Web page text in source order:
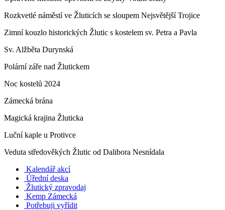
Rozkvetlé náměstí ve Žluticích se sloupem Nejsvětější Trojice
Zimní kouzlo historických Žlutic s kostelem sv. Petra a Pavla
Sv. Alžběta Durynská
Polární záře nad Žlutickem
Noc kostelů 2024
Zámecká brána
Magická krajina Žluticka
Luční kaple u Protivce
Veduta středověkých Žlutic od Dalibora Nesnídala
Kalendář akcí
Úřední deska
Žlutický zpravodaj
Kemp Zámecká
Potřebuji vyřídit